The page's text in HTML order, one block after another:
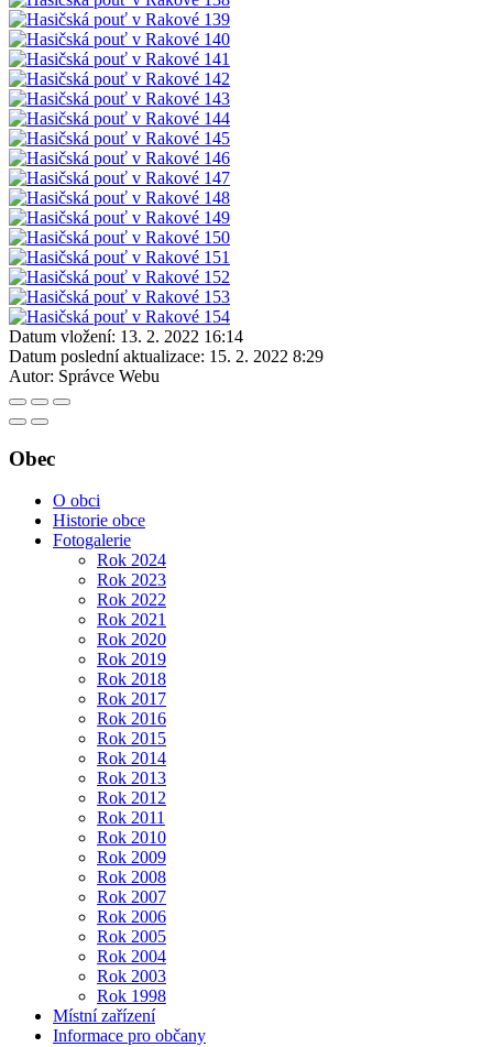
Datum vložení: 13. 2. 2022 16:14
Datum poslední aktualizace: 15. 2. 2022 8:29
Autor: Správce Webu
Obec
O obci
Historie obce
Fotogalerie
Rok 2024
Rok 2023
Rok 2022
Rok 2021
Rok 2020
Rok 2019
Rok 2018
Rok 2017
Rok 2016
Rok 2015
Rok 2014
Rok 2013
Rok 2012
Rok 2011
Rok 2010
Rok 2009
Rok 2008
Rok 2007
Rok 2006
Rok 2005
Rok 2004
Rok 2003
Rok 1998
Místní zařízení
Informace pro občany